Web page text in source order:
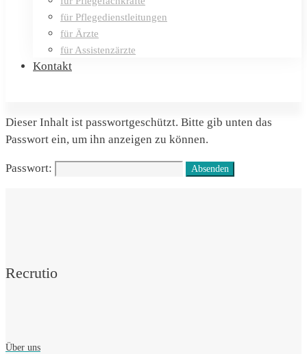
für Pflegedienstleitungen
für Ärzte
für Assistenzärzte
Kontakt
Geschützt:
Über
Dieser Inhalt ist passwortgeschützt. Bitte gib unten das
Passwort ein, um ihn anzeigen zu können.
Passwort:
Recrutio
Über uns